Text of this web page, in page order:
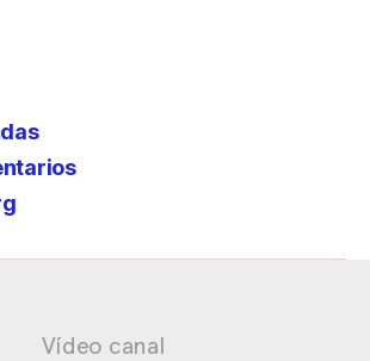
Vídeo canal